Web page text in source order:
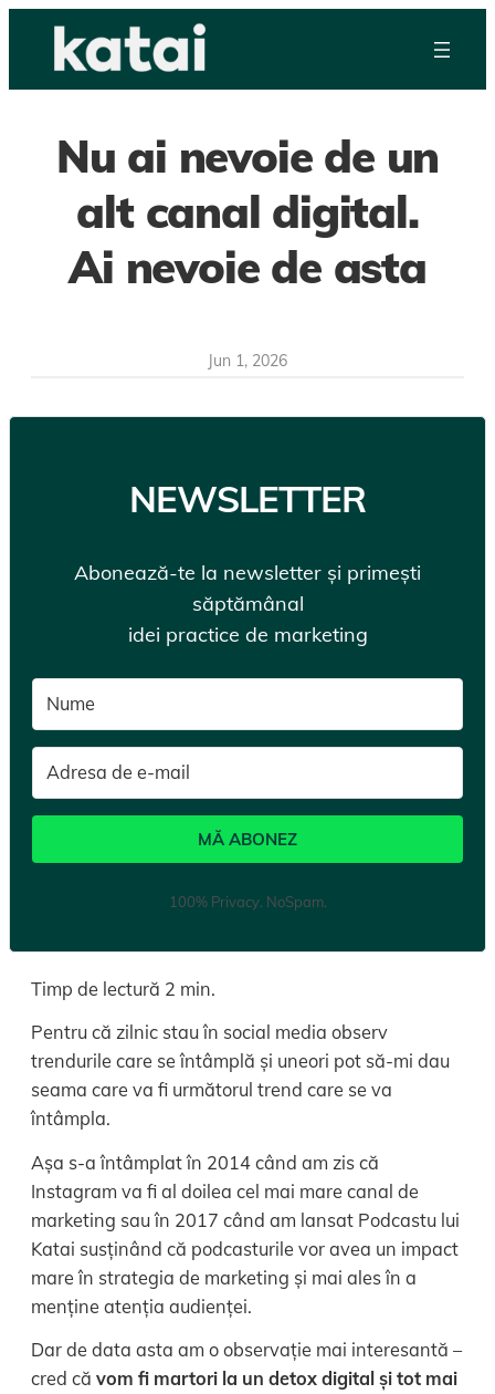
Nu ai nevoie de un
alt canal digital.
Ai nevoie de asta
Jun 1, 2026
NEWSLETTER
Abonează-te la newsletter și primești
săptămânal
idei practice de marketing
MĂ ABONEZ
100% Privacy. NoSpam.
Timp de lectură 2 min.
Pentru că zilnic stau în social media observ
trendurile care se întâmplă și uneori pot să-mi dau
seama care va fi următorul trend care se va
întâmpla.
Așa s-a întâmplat în 2014 când am zis că
Instagram va fi al doilea cel mai mare canal de
marketing sau în 2017 când am lansat Podcastu lui
Katai susținând că podcasturile vor avea un impact
mare în strategia de marketing și mai ales în a
menține atenția audienței.
Dar de data asta am o observație mai interesantă –
cred că vom fi martori la un detox digital și tot mai